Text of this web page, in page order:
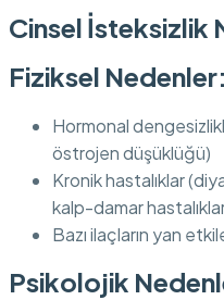
Cinsel İsteksizlik
Fiziksel Nedenler:
Hormonal
östrojen düşüklüğü)
Kronik hastalıklar
kalp-damar
Bazı ilaçların yan
Psikolojik